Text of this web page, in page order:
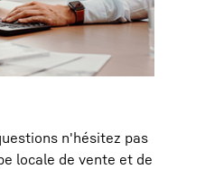
n'hésitez pas
locale de vente et de